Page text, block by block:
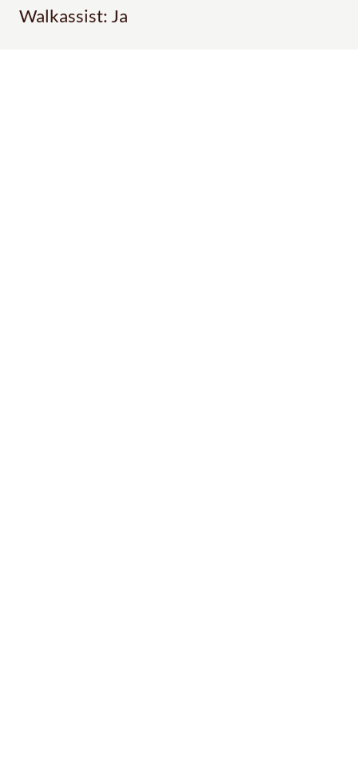
Walkassist: Ja